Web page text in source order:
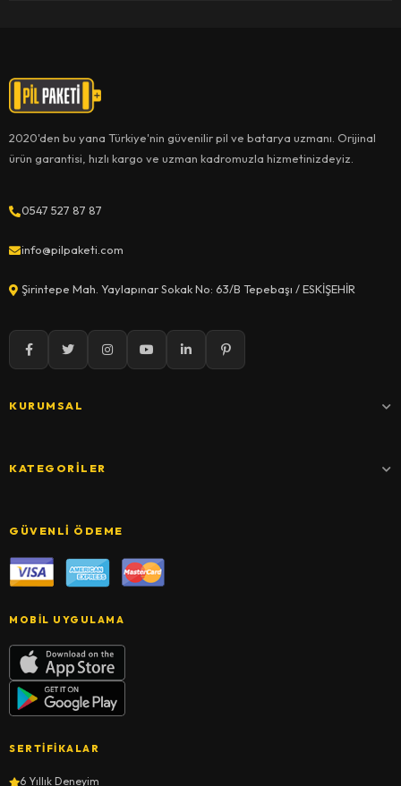
2020'den bu yana Türkiye'nin güvenilir pil ve batarya uzmanı. Orijinal
ürün garantisi, hızlı kargo ve uzman kadromuzla hizmetinizdeyiz.
0547 527 87 87
info@pilpaketi.com
Şirintepe Mah. Yaylapınar Sokak No: 63/B Tepebaşı / ESKİŞEHİR
KURUMSAL
KATEGORILER
GÜVENLI ÖDEME
MOBIL UYGULAMA
SERTIFIKALAR
6 Yıllık Deneyim